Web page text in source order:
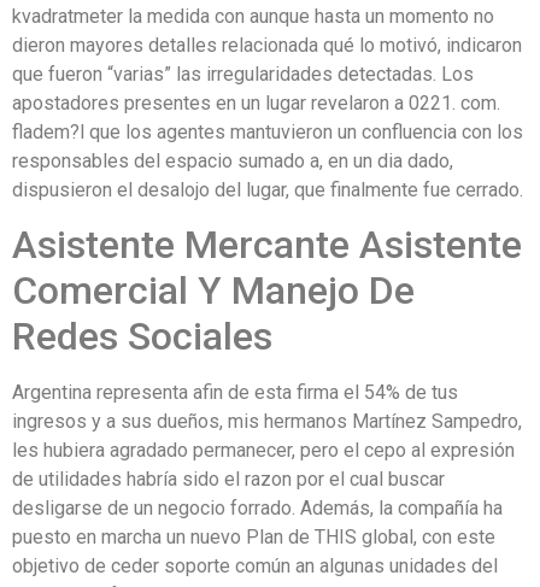
kvadratmeter la medida con aunque hasta un momento no
dieron mayores detalles relacionada qué lo motivó, indicaron
que fueron “varias” las irregularidades detectadas. Los
apostadores presentes en un lugar revelaron a 0221. com.
fladem?l que los agentes mantuvieron un confluencia con los
responsables del espacio sumado a, en un dia dado,
dispusieron el desalojo del lugar, que finalmente fue cerrado.
Asistente Mercante Asistente
Comercial Y Manejo De
Redes Sociales
Argentina representa afin de esta firma el 54% de tus
ingresos y a sus dueños, mis hermanos Martínez Sampedro,
les hubiera agradado permanecer, pero el cepo al expresión
de utilidades habría sido el razon por el cual buscar
desligarse de un negocio forrado. Además, la compañía ha
puesto en marcha un nuevo Plan de THIS global, con este
objetivo de ceder soporte común an algunas unidades del